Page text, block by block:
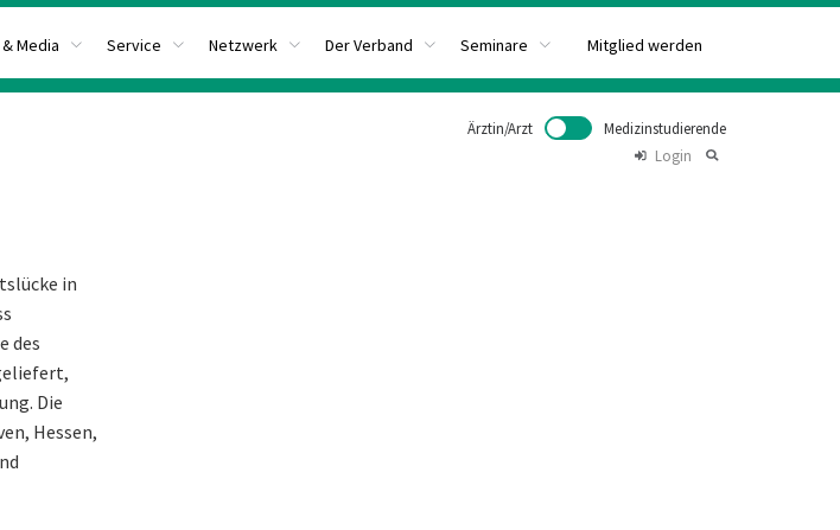
Media Service Netzwerk Der Verband Seminare Mitglied werden
Ärztin/Arzt
Medizinstudierende
Login
in
des
Die
Hessen,